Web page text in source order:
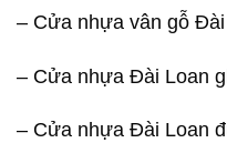
– Cửa nhựa vân gỗ Đài
– Cửa nhựa Đài Loan
– Cửa nhựa Đài Loan